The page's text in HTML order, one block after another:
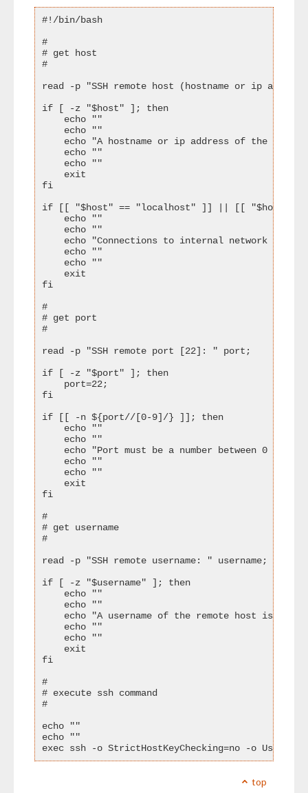
#!/bin/bash
#
# get host
#
read -p "SSH remote host (hostname or ip
if [ -z "$host" ]; then
    echo ""
    echo ""
echo "A hostname or ip address of the
    echo ""
    echo ""
    exit
fi
if [[ "$host" == "localhost" ]] || [[ "$host"
    echo ""
    echo ""
echo "Connections to internal network
    echo ""
    echo ""
    exit
fi
#
# get port
#
read -p "SSH remote port [22]: " port;
if [ -z "$port" ]; then
    port=22;
fi
if [[ -n ${port//[0-9]/} ]]; then
    echo ""
    echo ""
echo "Port must be a number between 0 and
    echo ""
    echo ""
    exit
fi
#
# get username
#
read -p "SSH remote username: " username;
if [ -z "$username" ]; then
    echo ""
    echo ""
echo "A username of the remote host is
    echo ""
    echo ""
    exit
fi
#
# execute ssh command
#
echo ""
echo ""
exec ssh -o StrictHostKeyChecking=no -o
top